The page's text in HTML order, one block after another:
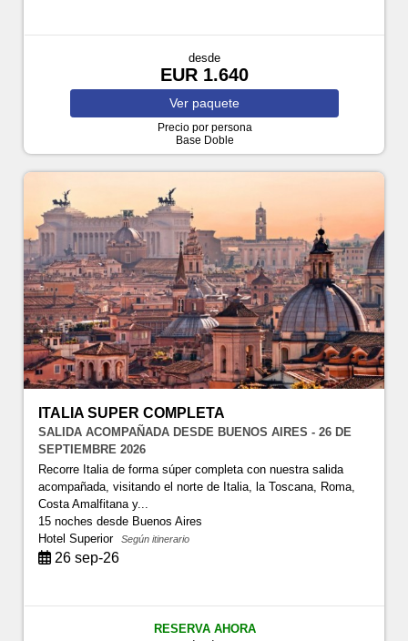
desde
EUR 1.640
Ver paquete
Precio por persona
Base Doble
ITALIA SUPER COMPLETA
SALIDA ACOMPAÑADA DESDE BUENOS AIRES - 26 DE
SEPTIEMBRE 2026
Recorre Italia de forma súper completa con nuestra salida
acompañada, visitando el norte de Italia, la Toscana, Roma,
Costa Amalfitana y...
15 nochesdesde Buenos Aires
Hotel Superior
Según itinerario
26 sep-26
RESERVA AHORA